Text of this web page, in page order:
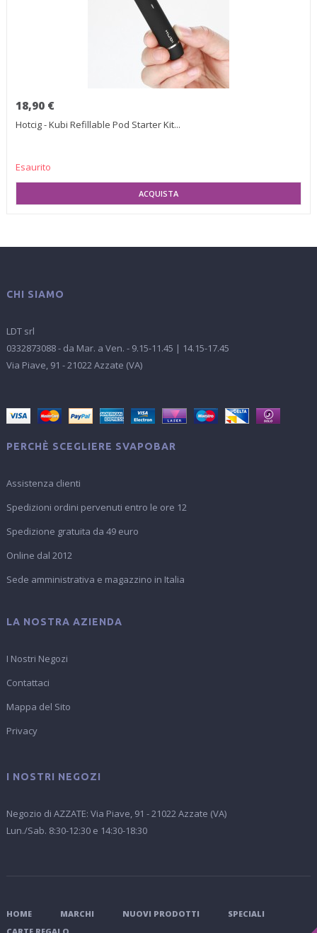
18,90 €
Hotcig - Kubi Refillable Pod Starter Kit...
Esaurito
CHI SIAMO
LDT srl
0332873088 - da Mar. a Ven. - 9.15-11.45 | 14.15-17.45
Via Piave, 91 - 21022 Azzate (VA)
PERCHÈ SCEGLIERE SVAPOBAR
Assistenza clienti
Spedizioni ordini pervenuti entro le ore 12
Spedizione gratuita da 49 euro
Online dal 2012
Sede amministrativa e magazzino in Italia
LA NOSTRA AZIENDA
I Nostri Negozi
Contattaci
Mappa del Sito
Privacy
I NOSTRI NEGOZI
Negozio di AZZATE: Via Piave, 91 - 21022 Azzate (VA)
Lun./Sab. 8:30-12:30 e 14:30-18:30
HOME MARCHI NUOVI PRODOTTI
SPECIALI